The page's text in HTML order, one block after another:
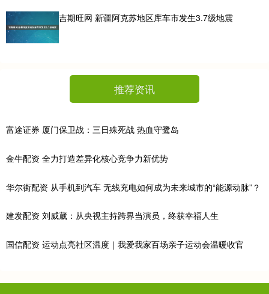
吉期旺网 新疆阿克苏地区库车市发生3.7级地震
推荐资讯
富途证券 厦门保卫战：三日殊死战 热血守鹭岛
金牛配资 全力打造差异化核心竞争力新优势
华尔街配资 从手机到汽车 无线充电如何成为未来城市的“能源动脉”？
建发配资 刘威葳：从央视主持跨界当演员，终获幸福人生
国信配资 运动点亮社区温度｜我爱我家百场亲子运动会温暖收官